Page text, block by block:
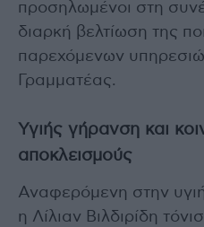
προσηλωμένοι στη
διαρκή βελτίωση της
παρεχόμενων
Γραμματέας.
Υγιής γήρανση και
αποκλεισμούς
Αναφερόμενη στην
η Λίλιαν Βιλδιρίδη